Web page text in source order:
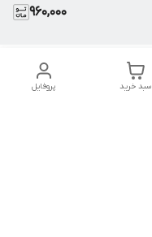
960,000
پروفایل سبد خرید